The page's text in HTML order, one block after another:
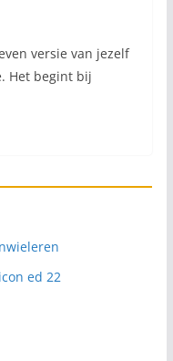
versie van jezelf
Het begint bij
ed 22